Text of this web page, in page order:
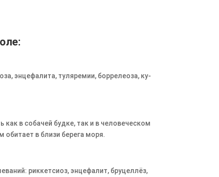
энцефалита, туляремии, боррелеоза, ку-
в собачей будке, так и в человеческом
в близи берега моря.
риккетсиоз, энцефалит, бруцеллёз,